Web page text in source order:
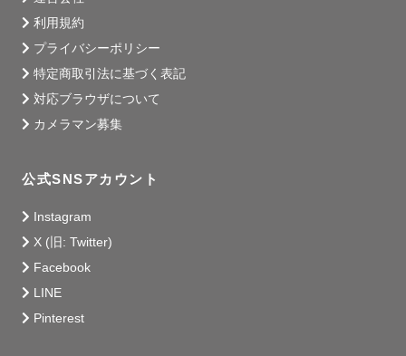
利用規約
プライバシーポリシー
特定商取引法に基づく表記
対応ブラウザについて
カメラマン募集
公式SNSアカウント
Instagram
X (旧: Twitter)
Facebook
LINE
Pinterest